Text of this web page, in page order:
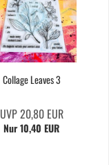
Collage Leaves 3
UVP 20,80 EUR
Nur 10,40 EUR